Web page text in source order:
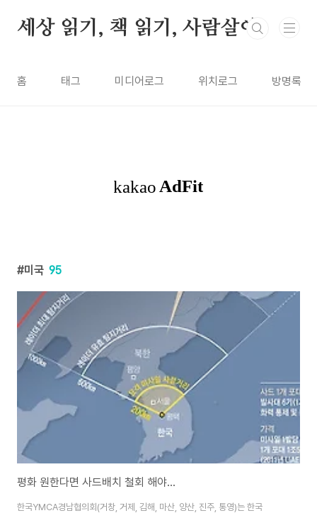
세상 읽기, 책 읽기, 사람살이
홈 태그 미디어로그 위치로그 방명록
미국 95
평화 원한다면 사드배치 철회 해야...
한국YMCA경남협의회(거창, 거제, 김해, 마산, 양산, 진주, 통영)는 한국